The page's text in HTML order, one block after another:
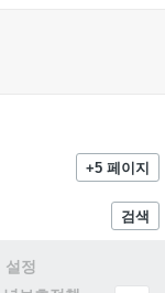
+5 페이지
검색
설정